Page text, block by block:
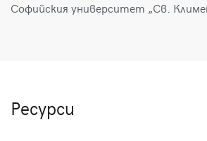
Софийския университет „Св.
Ресурси